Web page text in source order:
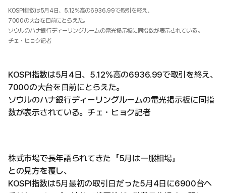
KOSPI指数は5月4日、5.12%高の6936.99で取引を終え、
7000の大台を目前にとらえた。
ソウルのハナ銀行ディーリングルームの電光掲示板に同指数が表示されている。
チェ・ヒョク記者
KOSPI指数は5月4日、5.12%高の6936.99で取引を終え、
7000の大台を目前にとらえた。
ソウルのハナ銀行ディーリングルームの電光掲示板に同指
数が表示されている。チェ・ヒョク記者
株式市場で長年語られてきた「5月は一服相場」
との見方を覆し、
KOSPI指数は5月最初の取引日だった5月4日に6900台へ